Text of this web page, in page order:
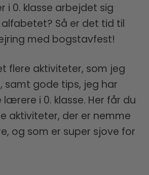
i 0. klasse arbejdet sig
Så er det tid til
med bogstavfest!
flere aktiviteter, som jeg
samt gode tips, jeg har
i 0. klasse. Her får du
aktiviteter, der er nemme
og som er super sjove for